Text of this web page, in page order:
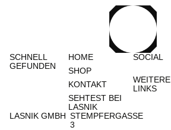
SCHNELL
GEFUNDEN
HOME
SHOP
KONTAKT
SEHTEST BEI
LASNIK
LASNIK GMBH STEMPFERGASSE
3
SOCIAL
WEITERE
LINKS